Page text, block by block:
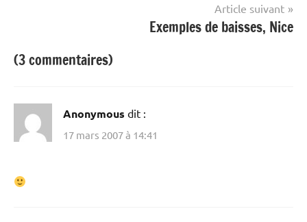
Article suivant
Exemples de baisses, Nice
(3 commentaires)
Anonymous dit :
17 mars 2007 à 14:41